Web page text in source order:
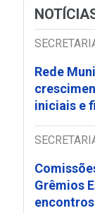
Rede
iniciais e
Grêmios